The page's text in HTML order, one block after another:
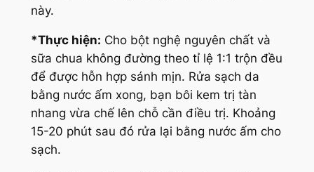
này.
*Thực hiện: Cho bột nghệ nguyên chất và
sữa chua không đường theo tỉ lệ 1:1 trộn đều
để được hỗn hợp sánh mịn. Rửa sạch da
bằng nước ấm xong, bạn bôi kem trị tàn
nhang vừa chế lên chỗ cần điều trị. Khoảng
15-20 phút sau đó rửa lại bằng nước ấm cho
sạch.